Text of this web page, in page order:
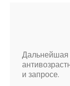
и запросе.